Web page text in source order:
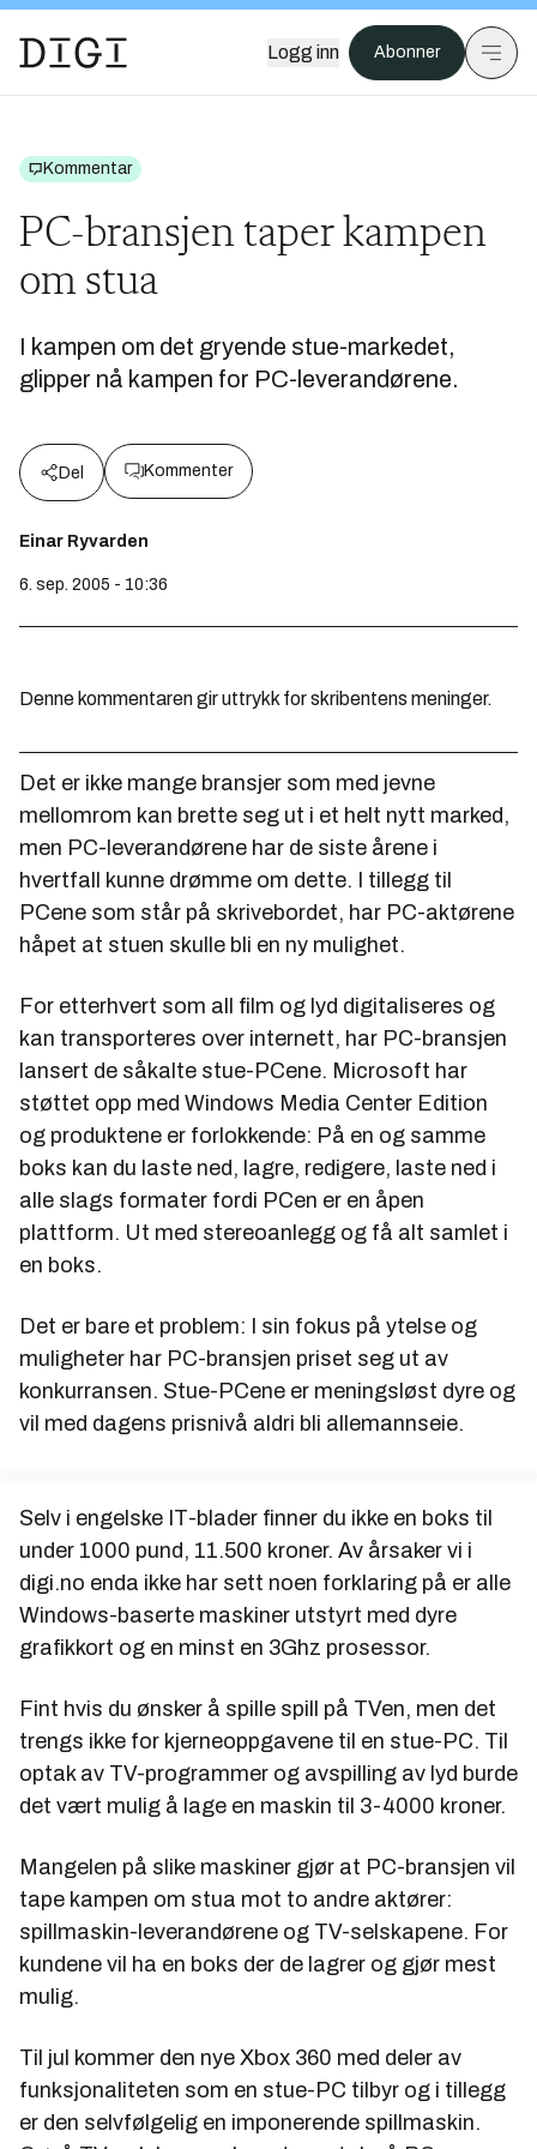
Logg inn Abonner
Kommentar
PC-bransjen taper kampen
om stua
I kampen om det gryende stue-markedet,
glipper nå kampen for PC-leverandørene.
Del Kommenter
Einar Ryvarden
6. sep. 2005 - 10:36
Denne kommentaren gir uttrykk for skribentens meninger.
Det er ikke mange bransjer som med jevne
mellomrom kan brette seg ut i et helt nytt marked,
men PC-leverandørene har de siste årene i
hvertfall kunne drømme om dette. I tillegg til
PCene som står på skrivebordet, har PC-aktørene
håpet at stuen skulle bli en ny mulighet.
For etterhvert som all film og lyd digitaliseres og
kan transporteres over internett, har PC-bransjen
lansert de såkalte stue-PCene. Microsoft har
støttet opp med Windows Media Center Edition
og produktene er forlokkende: På en og samme
boks kan du laste ned, lagre, redigere, laste ned i
alle slags formater fordi PCen er en åpen
plattform. Ut med stereoanlegg og få alt samlet i
en boks.
Det er bare et problem: I sin fokus på ytelse og
muligheter har PC-bransjen priset seg ut av
konkurransen. Stue-PCene er meningsløst dyre og
vil med dagens prisnivå aldri bli allemannseie.
Selv i engelske IT-blader finner du ikke en boks til
under 1000 pund, 11.500 kroner. Av årsaker vi i
digi.no enda ikke har sett noen forklaring på er alle
Windows-baserte maskiner utstyrt med dyre
grafikkort og en minst en 3Ghz prosessor.
Fint hvis du ønsker å spille spill på TVen, men det
trengs ikke for kjerneoppgavene til en stue-PC. Til
optak av TV-programmer og avspilling av lyd burde
det vært mulig å lage en maskin til 3-4000 kroner.
Mangelen på slike maskiner gjør at PC-bransjen vil
tape kampen om stua mot to andre aktører:
spillmaskin-leverandørene og TV-selskapene. For
kundene vil ha en boks der de lagrer og gjør mest
mulig.
Til jul kommer den nye Xbox 360 med deler av
funksjonaliteten som en stue-PC tilbyr og i tillegg
er den selvfølgelig en imponerende spillmaskin.